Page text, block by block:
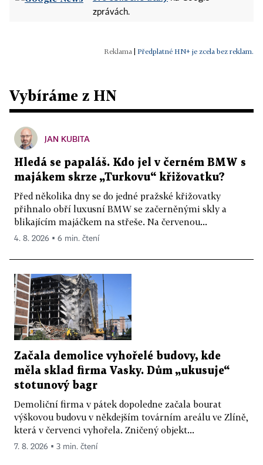
zprávách.
Předplatné HN+ je zcela bez reklam.
Vybíráme z HN
JAN KUBITA
Hledá se papaláš. Kdo jel v černém BMW s
majákem skrze „Turkovu“ křižovatku?
Před několika dny se do jedné pražské křižovatky
přihnalo obří luxusní BMW se začerněnými skly a
blikajícím majáčkem na střeše. Na červenou...
4. 8. 2026 ▪ 6 min. čtení
Začala demolice vyhořelé budovy, kde
měla sklad firma Vasky. Dům „ukusuje“
stotunový bagr
Demoliční firma v pátek dopoledne začala bourat
výškovou budovu v někdejším továrním areálu ve Zlíně,
která v červenci vyhořela. Zničený objekt...
7. 8. 2026 ▪ 3 min. čtení